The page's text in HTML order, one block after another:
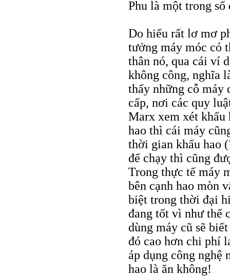
Phu là một trong số
Do hiểu rất lơ mơ
tưởng máy móc có
thân nó, qua cái ví
không công, nghĩa
thấy những cỗ máy
cấp, nơi các quy
Marx xem xét khấu
hao thì cái máy
thời gian khấu hao (
để chạy thì cũng
Trong thực tế máy
bên cạnh hao mòn
biệt trong thời đại
đang tốt vì như thế
dùng máy cũ sẽ
đó cao hơn chi phí
áp dụng công
hao là ăn không!